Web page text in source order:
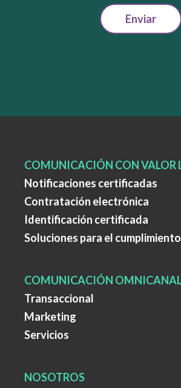
Enviar
COMUNICACIÓN CON VALOR
Notificaciones certificadas
Contratación electrónica
Identificación certificada
Soluciones para el
COMUNICACIÓN
Transaccional
Marketing
Servicios
NOSOTROS